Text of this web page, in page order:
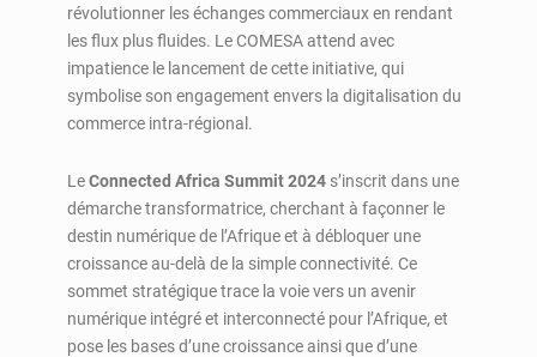
révolutionner les échanges commerciaux en rendant
les flux plus fluides. Le COMESA attend avec
impatience le lancement de cette initiative, qui
symbolise son engagement envers la digitalisation du
commerce intra-régional.
LeConnected Africa Summit 2024 s’inscrit dans une
démarche transformatrice, cherchant à façonner le
destin numérique de l’Afrique et à débloquer une
croissance au-delà de la simple connectivité. Ce
sommet stratégique trace la voie vers un avenir
numérique intégré et interconnecté pour l’Afrique, et
pose les bases d’une croissance ainsi que d’une